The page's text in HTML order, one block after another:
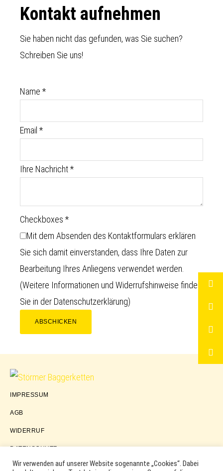
Footer
Kontakt aufnehmen
Sie haben nicht das gefunden, was Sie suchen?
Schreiben Sie uns!
Name *
Email *
Ihre Nachricht*
Checkboxes *
Mit dem Absenden des Kontaktformulars erklären
Sie sich damit einverstanden, dass Ihre Daten zur
Bearbeitung Ihres Anliegens verwendet werden.
(Weitere Informationen und Widerrufshinweise finden
Sie in der Datenschutzerklärung)
ABSCHICKEN
Störmer
IMPRESSUM
AGB
WIDERRUF
DATENSCHUTZ
Wir verwenden auf unserer Website sogenannte „Cookies“. Dabei